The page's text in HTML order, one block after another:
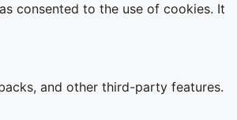
consented to the use of cookies. It
and other third-party features.